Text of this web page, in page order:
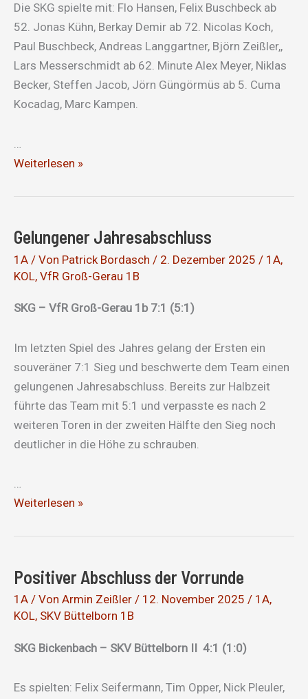
Die SKG spielte mit: Flo Hansen, Felix Buschbeck ab
52. Jonas Kühn, Berkay Demir ab 72. Nicolas Koch,
Paul Buschbeck, Andreas Langgartner, Björn Zeißler,,
Lars Messerschmidt ab 62. Minute Alex Meyer, Niklas
Becker, Steffen Jacob, Jörn Güngörmüs ab 5. Cuma
Kocadag, Marc Kampen.
Gelungener
Weiterlesen »
Gelungener Jahresabschluss
1A / Von Patrick Bordasch / 2. Dezember 2025 / 1A,
KOL, VfR Groß-Gerau 1B
SKG – VfR Groß-Gerau 1b 7:1 (5:1)
Im letzten Spiel des Jahres gelang der Ersten ein
souveräner 7:1 Sieg und beschwerte dem Team einen
gelungenen Jahresabschluss. Bereits zur Halbzeit
führte das Team mit 5:1 und verpasste es nach 2
weiteren Toren in der zweiten Hälfte den Sieg noch
deutlicher in die Höhe zu schrauben.
…
Gelungener
Weiterlesen »
Positiver Abschluss der Vorrunde
1A / Von Armin Zeißler / 12. November 2025 / 1A,
KOL, SKV Büttelborn 1B
SKG Bickenbach – SKV Büttelborn II 4:1 (1:0)
Es spielten: Felix Seifermann, Tim Opper, Nick Pleuler,